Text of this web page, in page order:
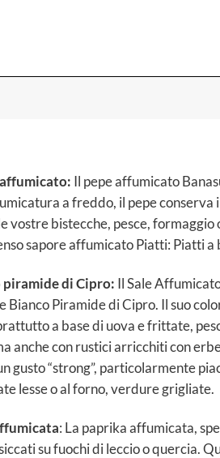
Il pepe affumicato
a freddo, il pepe
vostre bistecche, pesce,
sapore affumicato Piatti: Piatti
di Cipro: Il Sale
Bianco Piramide di Cipro. Il suo
a base di uova e frittate,
anche con rustici arricchiti con
gusto “strong”, particolarmente
lesse o al forno, verdure grigliate.
: La paprika affumicata,
su fuochi di leccio o quercia.